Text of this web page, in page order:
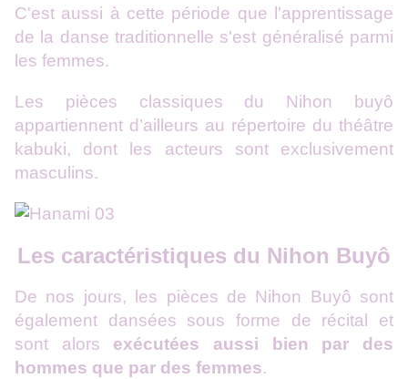
C'est aussi à cette période que l'apprentissage
de la danse traditionnelle s'est généralisé parmi
les femmes.
Les pièces classiques du Nihon buyô
appartiennent d’ailleurs au répertoire du théâtre
kabuki, dont les acteurs sont exclusivement
masculins.
Les caractéristiques du Nihon Buyô
De nos jours, les pièces de Nihon Buyô sont
également dansées sous forme de récital et
sont alors exécutées aussi bien par des
hommes que par des femmes.